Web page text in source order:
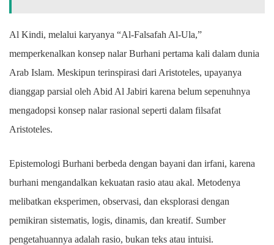
Al Kindi, melalui karyanya “Al-Falsafah Al-Ula,”
memperkenalkan konsep nalar Burhani pertama kali dalam dunia
Arab Islam. Meskipun terinspirasi dari Aristoteles, upayanya
dianggap parsial oleh Abid Al Jabiri karena belum sepenuhnya
mengadopsi konsep nalar rasional seperti dalam filsafat
Aristoteles.
Epistemologi Burhani berbeda dengan bayani dan irfani, karena
burhani mengandalkan kekuatan rasio atau akal. Metodenya
melibatkan eksperimen, observasi, dan eksplorasi dengan
pemikiran sistematis, logis, dinamis, dan kreatif. Sumber
pengetahuannya adalah rasio, bukan teks atau intuisi.